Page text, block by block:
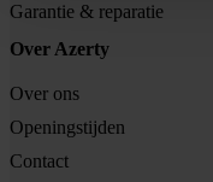
Garantie & reparatie
Over Azerty
Over ons
Openingstijden
Contact